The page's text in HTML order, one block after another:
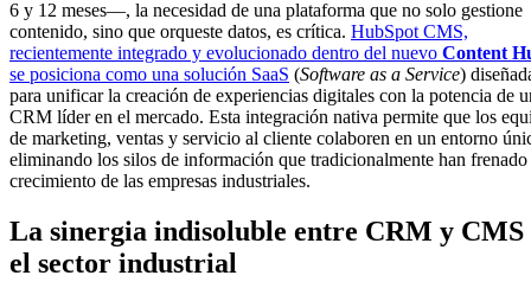
6 y 12 meses—, la necesidad de una plataforma que no solo gestione
contenido, sino que orqueste datos, es crítica. HubSpot CMS,
recientemente integrado y evolucionado dentro del nuevo Content
se posiciona como una solución SaaS (Software as a Service)
para unificar la creación de experiencias digitales con la potencia de
CRM líder en el mercado. Esta integración nativa permite que los
de marketing, ventas y servicio al cliente colaboren en un entorno
eliminando los silos de información que tradicionalmente han frenado
crecimiento de las empresas industriales.
La sinergia indisoluble entre CRM y CMS
el sector industrial